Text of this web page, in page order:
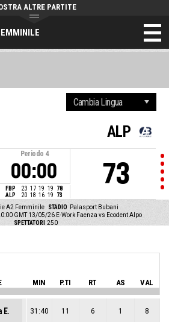
ALTRE PARTITE
Periodo 4
00:00
FBP 23 17 19 19
78
ALP
20 18 16 19 73
ALP
73
A2 Femminile STADIO Palasport Bubani
GMT 13/05/26 E-Work Faenza vs Ecodent Alpo
SPETTATORI
250
MIN P.TI RT AS VAL
E. 31:40 11 6 1 8